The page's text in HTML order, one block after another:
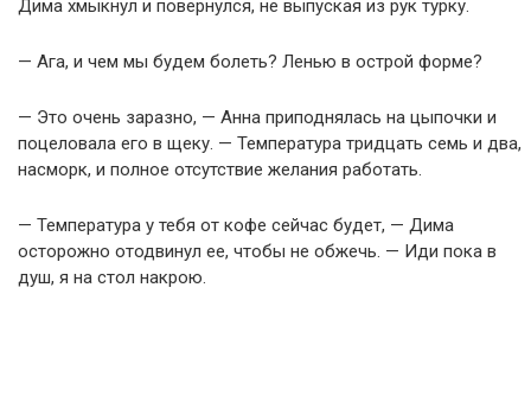
Дима хмыкнул и повернулся, не выпуская из рук турку.
— Ага, и чем мы будем болеть? Ленью в острой форме?
— Это очень заразно, — Анна приподнялась на цыпочки и
поцеловала его в щеку. — Температура тридцать семь и два,
насморк, и полное отсутствие желания работать.
— Температура у тебя от кофе сейчас будет, — Дима
осторожно отодвинул ее, чтобы не обжечь. — Иди пока в
душ, я на стол накрою.